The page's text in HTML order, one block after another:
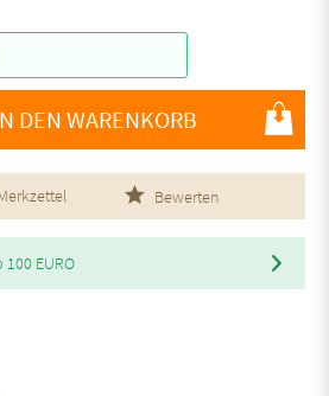
DEN WARENKORB
Bewerten
100 EURO